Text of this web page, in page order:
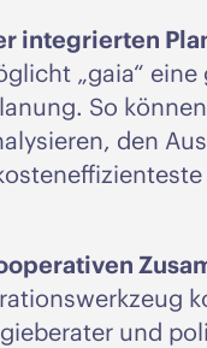
integrierten
„gaia“
So
den
und